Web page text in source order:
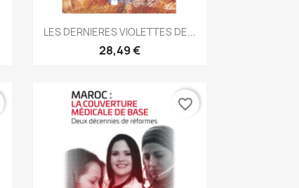
Aperçu rapide
LES DERNIERES VIOLETTES DE...
28,49 €
favorite_border